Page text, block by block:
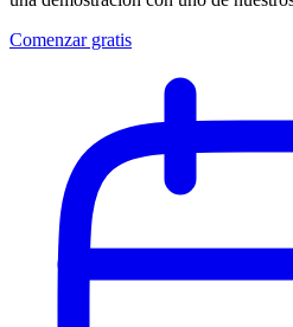
Comenzar gratis